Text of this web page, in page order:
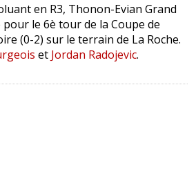
en R3, Thonon-Evian Grand
le 6è tour de la Coupe de
(0-2) sur le terrain de La Roche.
et Jordan Radojevic.